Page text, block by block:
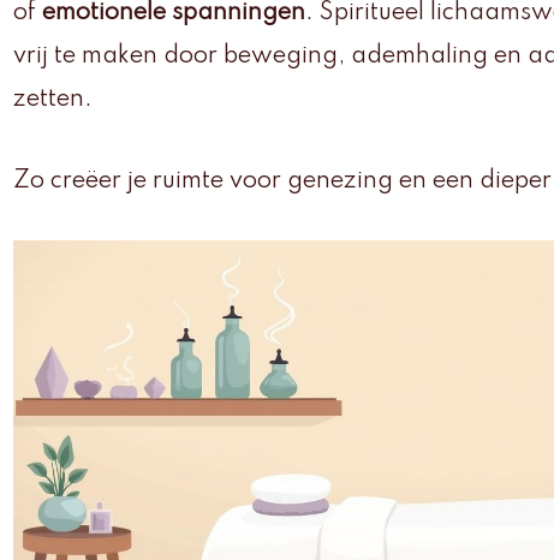
of emotionele spanningen. Spiritueel
vrij te maken door beweging, ademhaling en
zetten.
Zo creëer je ruimte voor genezing en een